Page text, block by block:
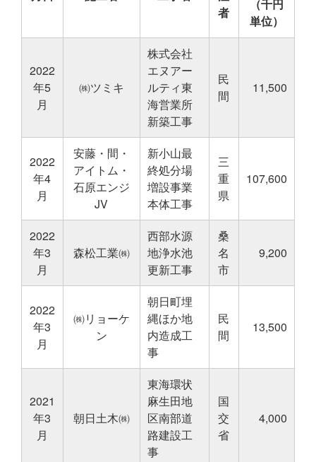
者
（千円
単位）
2022
年5
月
㈱ツミキ
株式会社
エヌアー
ルティ東
海営業所
新築工事
民
間
11,500
2022
年4
月
安藤・間・
アイトム・
石原エンジ
JV
新小山最
終処分場
増設事業
本体工事
三
重
県
107,600
2022
年3
月
森松工業㈱
西部水源
地浄水池
更新工事
桑
名
市
9,200
2022
年3
月
㈱リョーケ
ン
朝日町埋
縄ほか地
内造成工
事
民
間
13,500
2021
年3
月
朝日土木㈱
東海環状
麻生田地
区南部道
路建設工
事
国
交
省
4,000